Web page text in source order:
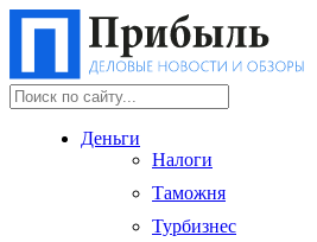
Деньги
Налоги
Таможня
Турбизнес